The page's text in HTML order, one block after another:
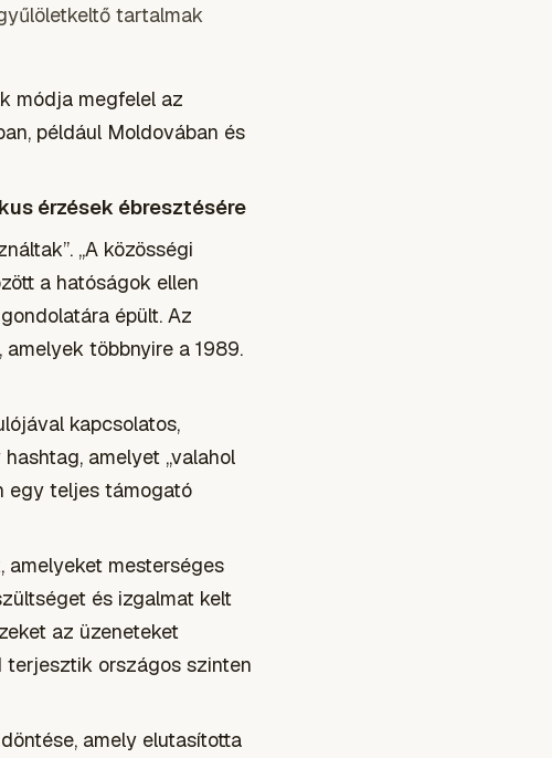
tartalmak
módja megfelel az
például Moldovában és
érzések ébresztésére
„A közösségi
a hatóságok ellen
épült. Az
többnyire a 1989.
kapcsolatos,
amelyet „valahol
egy teljes támogató
amelyeket mesterséges
és izgalmat kelt
az üzeneteket
terjesztik országos szinten
amely elutasította